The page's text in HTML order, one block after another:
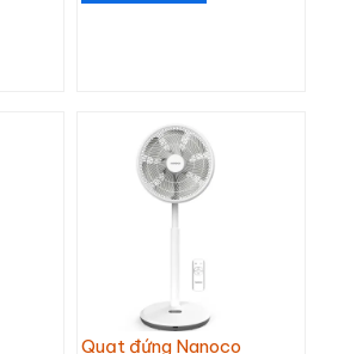
Quạt đứng Nanoco